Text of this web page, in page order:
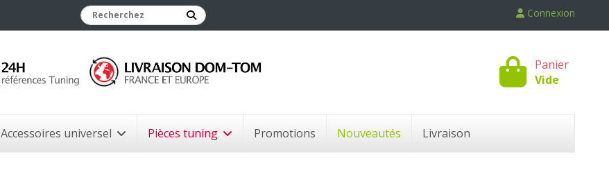
Connexion
Panier
Vide
Accessoires universel Pièces tuning Promotions Nouveautés Livraison